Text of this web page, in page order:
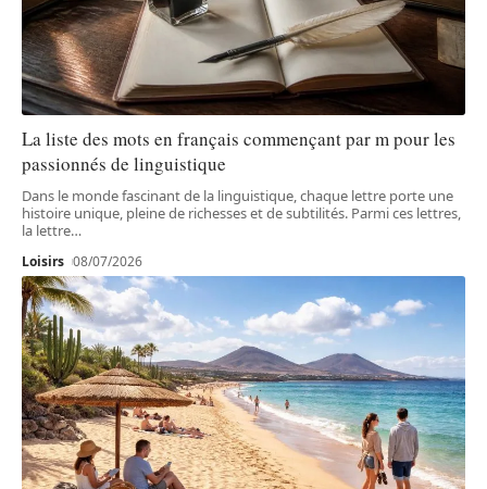
La liste des mots en français commençant par m pour les
passionnés de linguistique
Dans le monde fascinant de la linguistique, chaque lettre porte une
histoire unique, pleine de richesses et de subtilités. Parmi ces lettres,
la lettre…
Loisirs 08/07/2026